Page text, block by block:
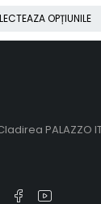
OPȚIUNILE
PALAZZO